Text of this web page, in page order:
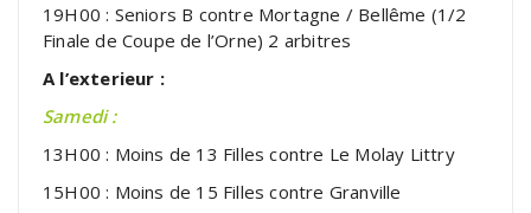
19H00 : Seniors B contre Mortagne / Bellême (1/2
Finale de Coupe de l’Orne) 2 arbitres
A l’exterieur :
Samedi :
13H00 : Moins de 13 Filles contre Le Molay Littry
15H00 : Moins de 15 Filles contre Granville